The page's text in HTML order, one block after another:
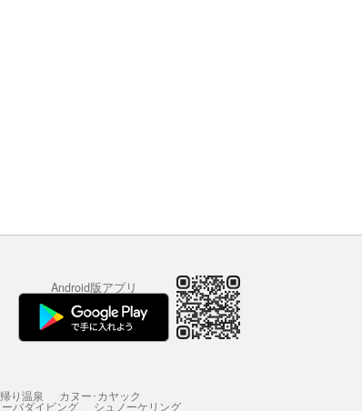
Android版アプリ
り温泉 カヌー･カヤック
バダイビング シュノーケリング